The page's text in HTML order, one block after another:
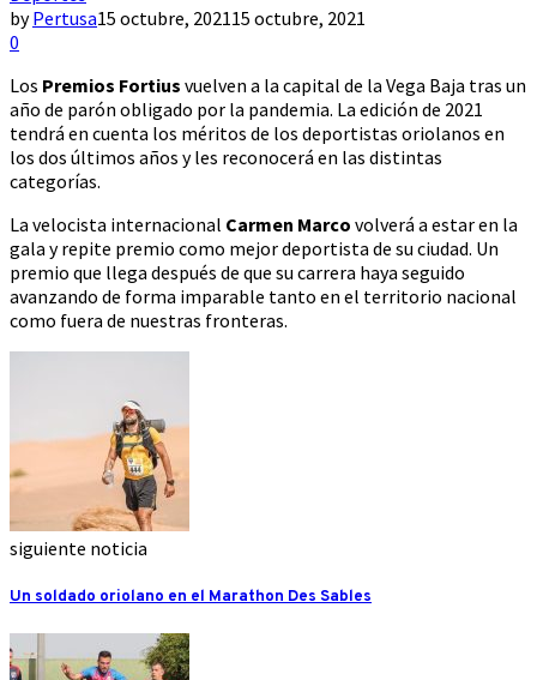
byPertusa15 octubre, 202115 octubre, 2021
0
Los Premios Fortius vuelven a la capital de la Vega Baja tras un
año de parón obligado por la pandemia. La edición de 2021
tendrá en cuenta los méritos de los deportistas oriolanos en
los dos últimos años y les reconocerá en las distintas
categorías.
La velocista internacional Carmen Marco volverá a estar en la
gala y repite premio como mejor deportista de su ciudad. Un
premio que llega después de que su carrera haya seguido
avanzando de forma imparable tanto en el territorio nacional
como fuera de nuestras fronteras.
siguiente noticia
Un soldado oriolano en el Marathon Des Sables